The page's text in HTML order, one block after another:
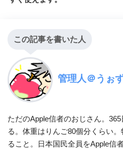
この記事を書いた人
管理人＠うぉ
ただのApple信者のおじさん。
る。体重はりんご80個分くらい
ること。日本国民全員をApple信